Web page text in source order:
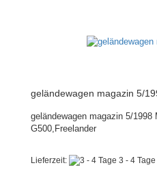
geländewagen magazin 5/
geländewagen magazin 5/1998
G500,Freelander
Lieferzeit: 3 - 4 Tage